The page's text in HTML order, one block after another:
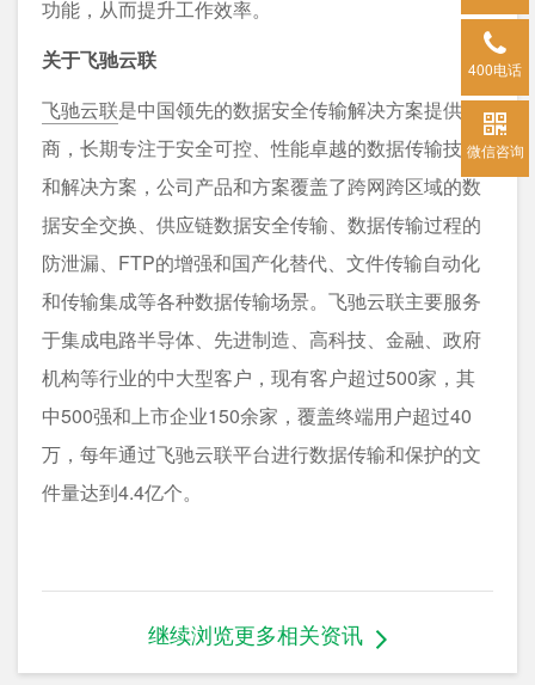
功能，从而提升工作效率。
关于飞驰云联
飞驰云联是中国领先的数据安全传输解决方案提供
商，长期专注于安全可控、性能卓越的数据传输技术
和解决方案，公司产品和方案覆盖了跨网跨区域的数
据安全交换、供应链数据安全传输、数据传输过程的
防泄漏、FTP的增强和国产化替代、文件传输自动化
和传输集成等各种数据传输场景。飞驰云联主要服务
于集成电路半导体、先进制造、高科技、金融、政府
机构等行业的中大型客户，现有客户超过500家，其
中500强和上市企业150余家，覆盖终端用户超过40
万，每年通过飞驰云联平台进行数据传输和保护的文
件量达到4.4亿个。
继续浏览更多相关资讯
400电话
微信咨询